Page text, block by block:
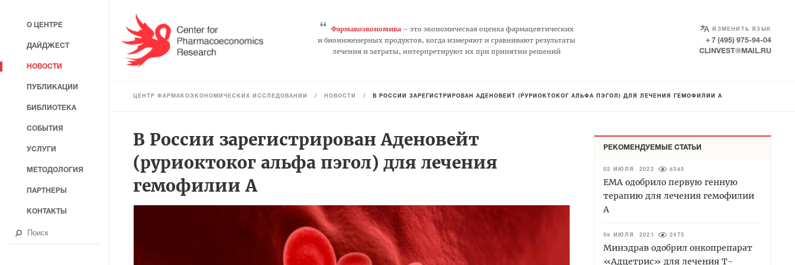
“ Фармакоэкономика– это экономическая оценка фармацевтических
и биоинженерных продуктов, когда измеряют и сравнивают результаты
лечения и затраты, интерпретируют их при принятии решений
ИЗМЕНИТЬ ЯЗЫК
SELECT LANGUAGE
+ 7 (495) 975-94-04
CLINVEST@MAIL.RU
ЦЕНТР ФАРМАКОЭКОНОМИЧЕСКИХ ИССЛЕДОВАНИЙ / НОВОСТИ / В РОССИИ ЗАРЕГИСТРИРОВАН АДЕНОВЕЙТ (РУРИОКТОКОГ АЛЬФА ПЭГОЛ) ДЛЯ ЛЕЧЕНИЯ ГЕМОФИЛИИ А
В России зарегистрирован Аденовейт
(руриоктоког альфа пэгол) для лечения
гемофилии А
РЕКОМЕНДУЕМЫЕ СТАТЬИ
02 ИЮЛЯ 2022 8385
EMA одобрило первую генную
терапию для лечения гемофилии
А
09 ИЮЛЯ 2021 2475
Минздрав одобрил онкопрепарат
«Адцетрис» для лечения Т-
О ЦЕНТРЕ
ДАЙДЖЕСТ
НОВОСТИ
ПУБЛИКАЦИИ
БИБЛИОТЕКА
СОБЫТИЯ
УСЛУГИ
МЕТОДОЛОГИЯ
ПАРТНЕРЫ
КОНТАКТЫ